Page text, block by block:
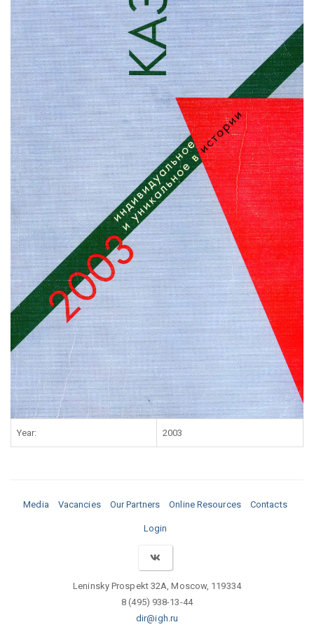
Year: 2003
Media Vacancies Our Partners Online Resources Contacts
Login
Leninsky Prospekt 32A, Moscow, 119334
8 (495) 938-13-44
dir@igh.ru